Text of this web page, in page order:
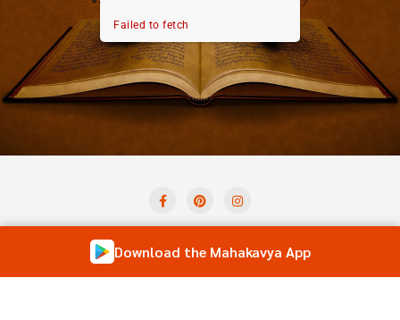
Failed to fetch
Privacy Policy
Shloka of the Day
Forum
Download the Mahakavya App